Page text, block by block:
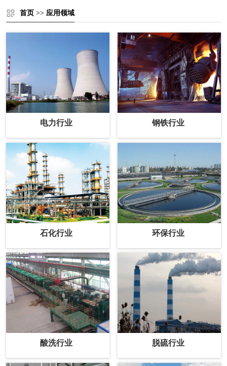
首页 >> 应用领域
电力行业 钢铁行业
石化行业 环保行业
酸洗行业 脱硫行业